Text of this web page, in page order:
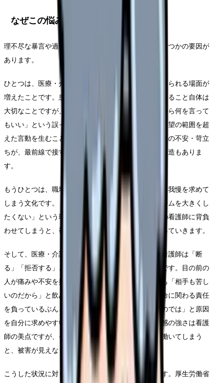
なぜこの悩みが生まれるのか
理不尽な暴言や過剰な要求が生まれる背景には、いくつかの要因が
あります。
ひとつは、医療・介護が「サービス」として受け止められる場面が
増えたことです。患者さんやご家族の権利意識が高まること自体は
大切なことですが、一部で「お金を払っているのだから何を言って
もいい」という誤った受け止めにつながり、正当な要望の範囲を超
えた言動を生むことがあります。さらに、病気や介護の不安・苛立
ちが、最前線で接する看護師に向かいやすいという構造もありま
す。
もうひとつは、職場が「お客様対応」として看護師に我慢を求めて
しまう文化です。「相手は患者さんだから」「クレームを大きくし
たくない」という理由で、度を越した言動まで現場の看護師に背負
わせてしまうと、被害が繰り返され、心身がすり減っていきます。
そして、医療・介護ならではの難しさもあります。看護師は「断
る」「拒否する」ことに強い抵抗を感じやすい職種です。目の前の
人が痛みや不安を抱えていると、理不尽さを感じても「相手も苦し
いのだから」と飲み込んでしまいがちです。また、命に関わる責任
を負っているぶん、「自分の対応に落ち度があったのでは」と原因
を自分に求めやすい傾向もあります。こうした責任感の強さは看護
師の美点ですが、それが「一人で抱え込む」方向に働いてしまう
と、被害が見えなくなり、対応が遅れます。
こうした状況に対し、社会全体で対策が進んでいます。厚生労働省